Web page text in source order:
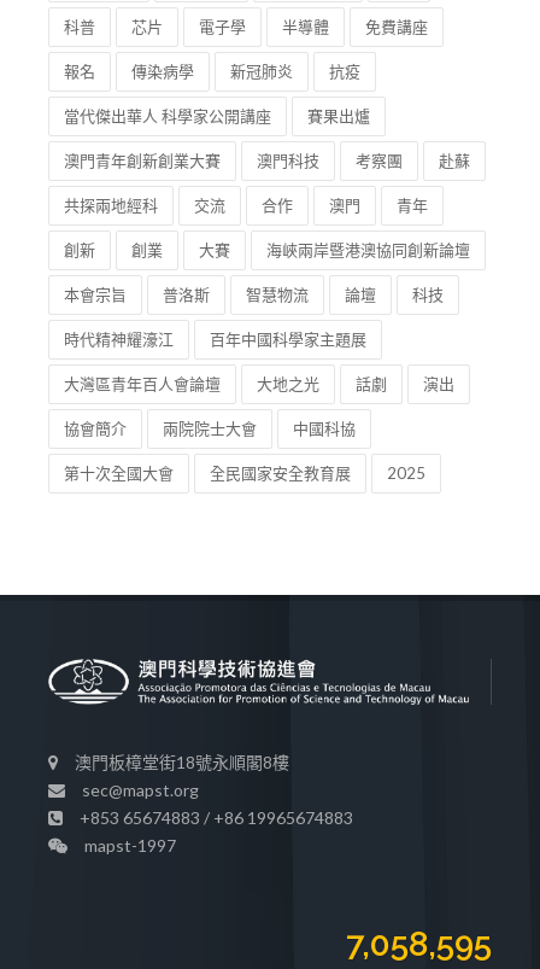
科普 芯片 電子學 半導體 免費講座
報名 傳染病學 新冠肺炎 抗疫
當代傑出華人 科學家公開講座 賽果出爐
澳門青年創新創業大賽 澳門科技 考察團 赴蘇
共探兩地經科 交流 合作 澳門 青年
創新 創業 大賽 海峽兩岸暨港澳協同創新論壇
本會宗旨 普洛斯 智慧物流 論壇 科技
時代精神耀濠江 百年中國科學家主題展
大灣區青年百人會論壇 大地之光 話劇 演出
協會簡介 兩院院士大會 中國科協
第十次全國大會 全民國家安全教育展 2025
澳門板樟堂街18號永順閣8樓
sec@mapst.org
+853 65674883 / +86 19965674883
mapst-1997
7,058,595